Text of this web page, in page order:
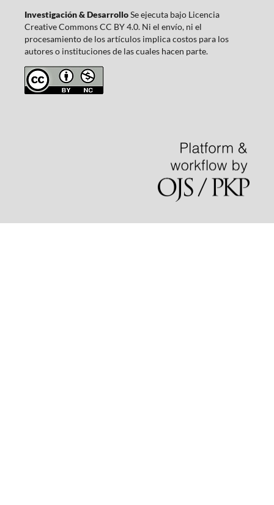
Investigación & DesarrolloSe ejecuta bajo Licencia
Creative Commons CC BY 4.0. Ni el envío, ni el
procesamiento de los artículos implica costos para los
autores o instituciones de las cuales hacen parte.